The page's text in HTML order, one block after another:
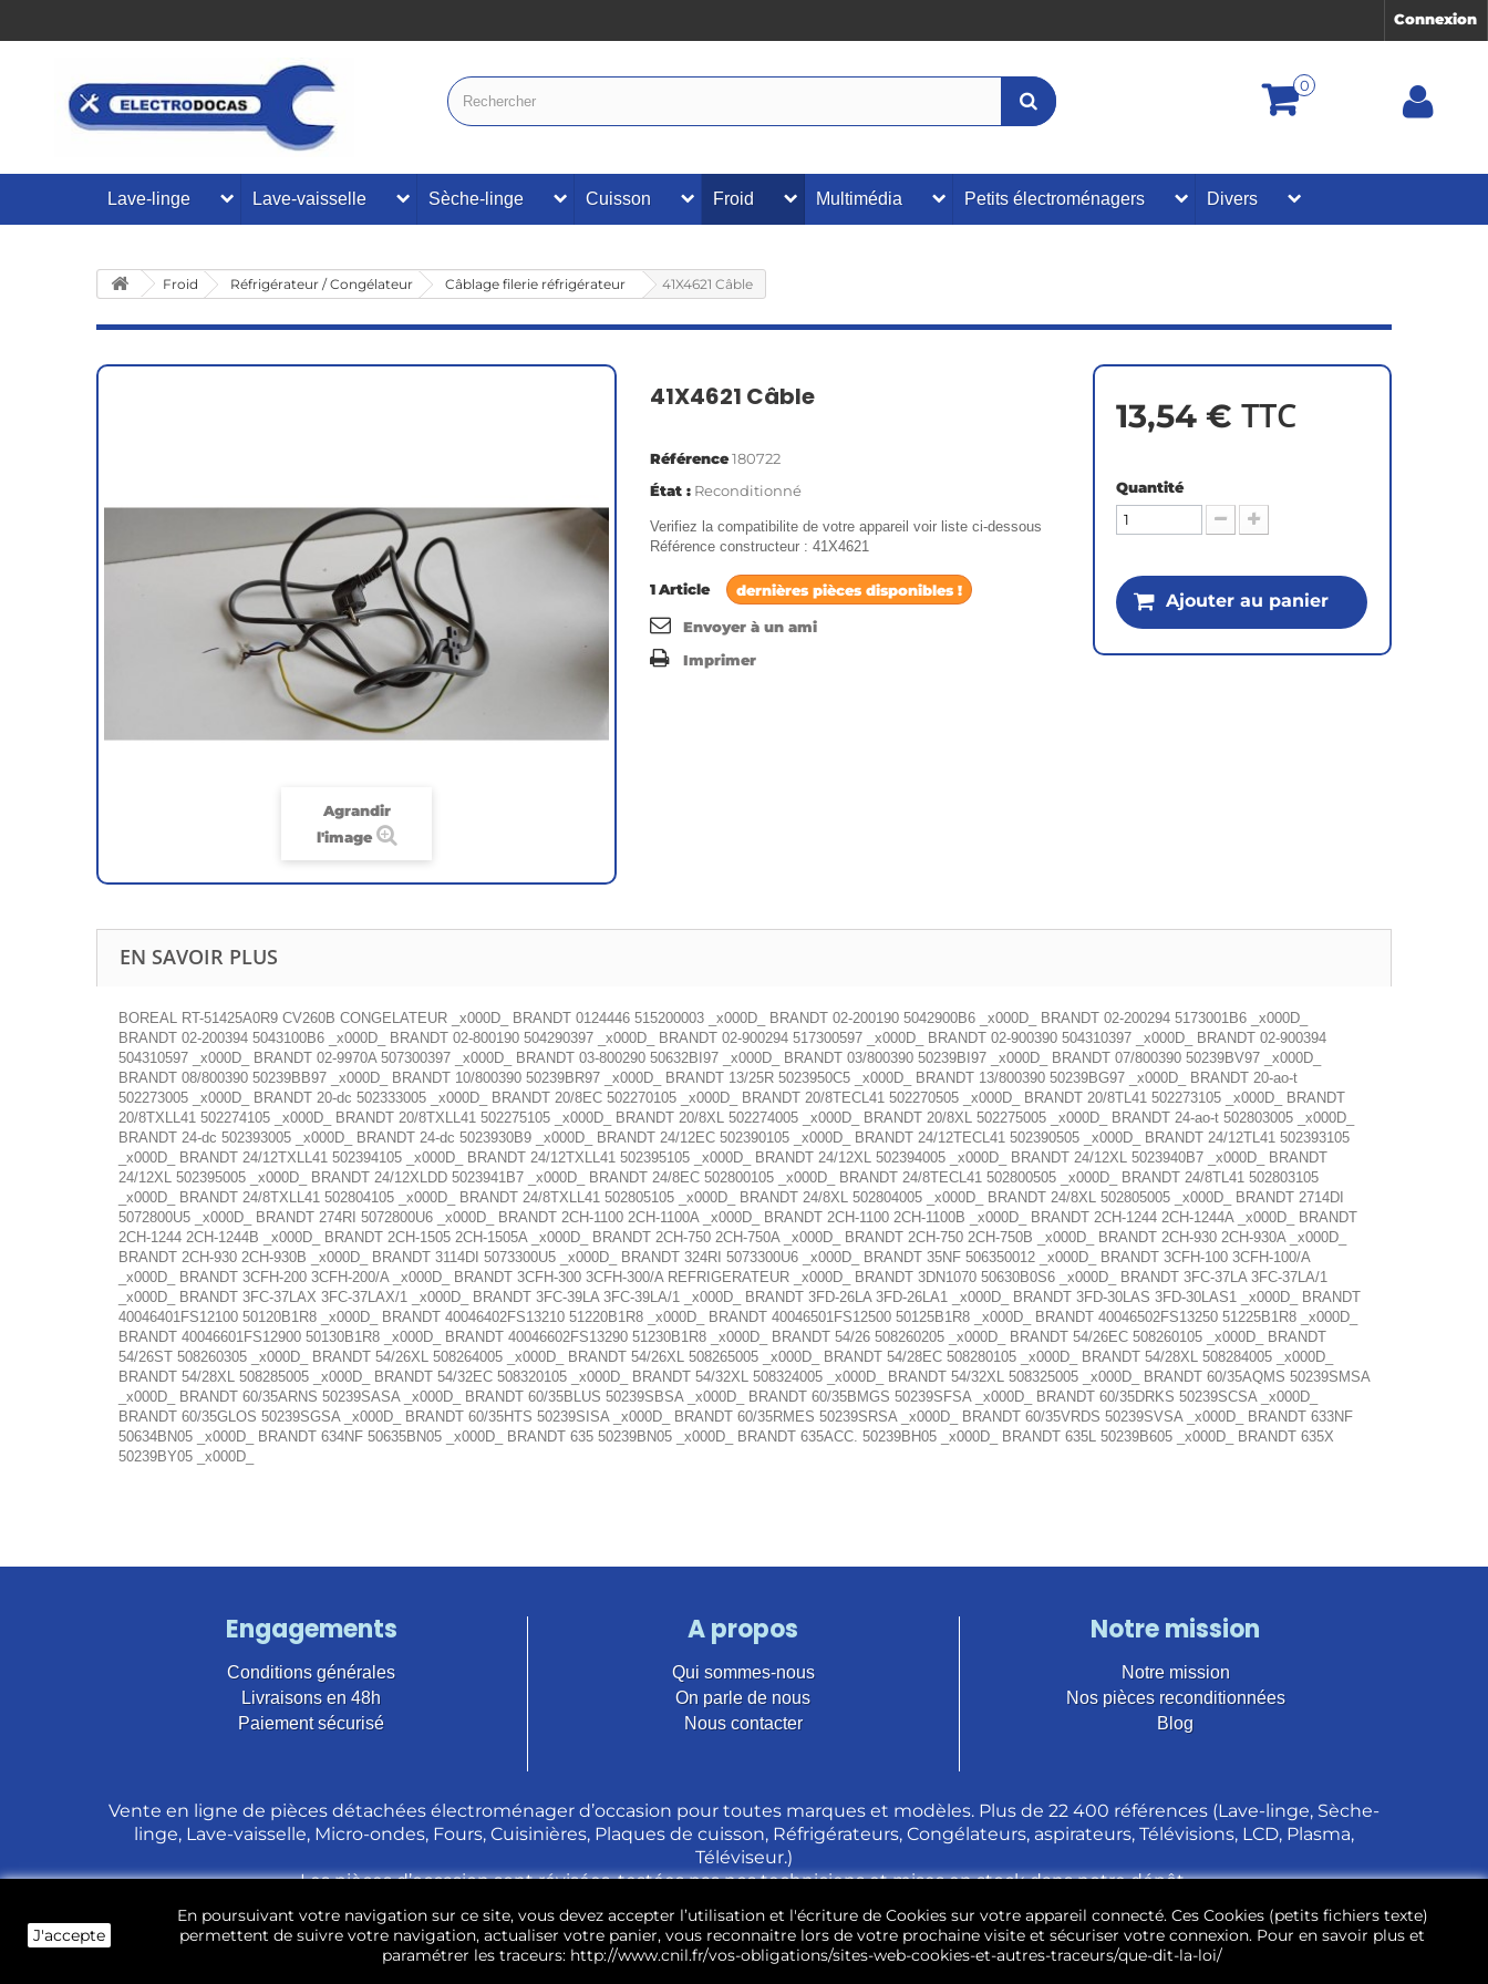
Connexion
0
Lave-linge Lave-vaisselle Sèche-linge Cuisson Froid Multimédia Petits électroménagers Divers
Froid Réfrigérateur / Congélateur Câblage filerie réfrigérateur 41X4621 Câble
Agrandir
l'image
41X4621 Câble
Référence180722
État : Reconditionné
Verifiez la compatibilite de votre appareil voir liste ci-dessous
Référence constructeur : 41X4621
1Article dernières pièces disponibles !
Envoyer à un ami
Imprimer
13,54 € TTC
Quantité
Ajouter au panier
EN SAVOIR PLUS
BOREAL RT-51425A0R9 CV260B CONGELATEUR _x000D_ BRANDT 0124446 515200003 _x000D_ BRANDT 02-200190 5042900B6 _x000D_ BRANDT 02-200294 5173001B6 _x000D_
BRANDT 02-200394 5043100B6 _x000D_ BRANDT 02-800190 504290397 _x000D_ BRANDT 02-900294 517300597 _x000D_ BRANDT 02-900390 504310397 _x000D_ BRANDT 02-900394
504310597 _x000D_ BRANDT 02-9970A 507300397 _x000D_ BRANDT 03-800290 50632BI97 _x000D_ BRANDT 03/800390 50239BI97 _x000D_ BRANDT 07/800390 50239BV97 _x000D_
BRANDT 08/800390 50239BB97 _x000D_ BRANDT 10/800390 50239BR97 _x000D_ BRANDT 13/25R 5023950C5 _x000D_ BRANDT 13/800390 50239BG97 _x000D_ BRANDT 20-ao-t
502273005 _x000D_ BRANDT 20-dc 502333005 _x000D_ BRANDT 20/8EC 502270105 _x000D_ BRANDT 20/8TECL41 502270505 _x000D_ BRANDT 20/8TL41 502273105 _x000D_ BRANDT
20/8TXLL41 502274105 _x000D_ BRANDT 20/8TXLL41 502275105 _x000D_ BRANDT 20/8XL 502274005 _x000D_ BRANDT 20/8XL 502275005 _x000D_ BRANDT 24-ao-t 502803005 _x000D_
BRANDT 24-dc 502393005 _x000D_ BRANDT 24-dc 5023930B9 _x000D_ BRANDT 24/12EC 502390105 _x000D_ BRANDT 24/12TECL41 502390505 _x000D_ BRANDT 24/12TL41 502393105
_x000D_ BRANDT 24/12TXLL41 502394105 _x000D_ BRANDT 24/12TXLL41 502395105 _x000D_ BRANDT 24/12XL 502394005 _x000D_ BRANDT 24/12XL 5023940B7 _x000D_ BRANDT
24/12XL 502395005 _x000D_ BRANDT 24/12XLDD 5023941B7 _x000D_ BRANDT 24/8EC 502800105 _x000D_ BRANDT 24/8TECL41 502800505 _x000D_ BRANDT 24/8TL41 502803105
_x000D_ BRANDT 24/8TXLL41 502804105 _x000D_ BRANDT 24/8TXLL41 502805105 _x000D_ BRANDT 24/8XL 502804005 _x000D_ BRANDT 24/8XL 502805005 _x000D_ BRANDT 2714DI
5072800U5 _x000D_ BRANDT 274RI 5072800U6 _x000D_ BRANDT 2CH-1100 2CH-1100A _x000D_ BRANDT 2CH-1100 2CH-1100B _x000D_ BRANDT 2CH-1244 2CH-1244A _x000D_ BRANDT
2CH-1244 2CH-1244B _x000D_ BRANDT 2CH-1505 2CH-1505A _x000D_ BRANDT 2CH-750 2CH-750A _x000D_ BRANDT 2CH-750 2CH-750B _x000D_ BRANDT 2CH-930 2CH-930A _x000D_
BRANDT 2CH-930 2CH-930B _x000D_ BRANDT 3114DI 5073300U5 _x000D_ BRANDT 324RI 5073300U6 _x000D_ BRANDT 35NF 506350012 _x000D_ BRANDT 3CFH-100 3CFH-100/A
_x000D_ BRANDT 3CFH-200 3CFH-200/A _x000D_ BRANDT 3CFH-300 3CFH-300/A REFRIGERATEUR _x000D_ BRANDT 3DN1070 50630B0S6 _x000D_ BRANDT 3FC-37LA 3FC-37LA/1
_x000D_ BRANDT 3FC-37LAX 3FC-37LAX/1 _x000D_ BRANDT 3FC-39LA 3FC-39LA/1 _x000D_ BRANDT 3FD-26LA 3FD-26LA1 _x000D_ BRANDT 3FD-30LAS 3FD-30LAS1 _x000D_ BRANDT
40046401FS12100 50120B1R8 _x000D_ BRANDT 40046402FS13210 51220B1R8 _x000D_ BRANDT 40046501FS12500 50125B1R8 _x000D_ BRANDT 40046502FS13250 51225B1R8 _x000D_
BRANDT 40046601FS12900 50130B1R8 _x000D_ BRANDT 40046602FS13290 51230B1R8 _x000D_ BRANDT 54/26 508260205 _x000D_ BRANDT 54/26EC 508260105 _x000D_ BRANDT
54/26ST 508260305 _x000D_ BRANDT 54/26XL 508264005 _x000D_ BRANDT 54/26XL 508265005 _x000D_ BRANDT 54/28EC 508280105 _x000D_ BRANDT 54/28XL 508284005 _x000D_
BRANDT 54/28XL 508285005 _x000D_ BRANDT 54/32EC 508320105 _x000D_ BRANDT 54/32XL 508324005 _x000D_ BRANDT 54/32XL 508325005 _x000D_ BRANDT 60/35AQMS 50239SMSA
_x000D_ BRANDT 60/35ARNS 50239SASA _x000D_ BRANDT 60/35BLUS 50239SBSA _x000D_ BRANDT 60/35BMGS 50239SFSA _x000D_ BRANDT 60/35DRKS 50239SCSA _x000D_
BRANDT 60/35GLOS 50239SGSA _x000D_ BRANDT 60/35HTS 50239SISA _x000D_ BRANDT 60/35RMES 50239SRSA _x000D_ BRANDT 60/35VRDS 50239SVSA _x000D_ BRANDT 633NF
50634BN05 _x000D_ BRANDT 634NF 50635BN05 _x000D_ BRANDT 635 50239BN05 _x000D_ BRANDT 635ACC. 50239BH05 _x000D_ BRANDT 635L 50239B605 _x000D_ BRANDT 635X
50239BY05 _x000D_
Engagements
Conditions générales
Livraisons en 48h
Paiement sécurisé
A propos
Qui sommes-nous
On parle de nous
Nous contacter
Notre mission
Notre mission
Nos pièces reconditionnées
Blog
Vente en ligne de pièces détachées électroménager d’occasion pour toutes marques et modèles. Plus de 22 400 références (Lave-linge, Sèche-
linge, Lave-vaisselle, Micro-ondes, Fours, Cuisinières, Plaques de cuisson, Réfrigérateurs, Congélateurs, aspirateurs, Télévisions, LCD, Plasma,
Téléviseur.)
Les pièces d’occasion sont révisées, testées pas nos techniciens et mises en stock dans notre dépôt.
J'accepte
En poursuivant votre navigation sur ce site, vous devez accepter l’utilisation et l'écriture de Cookies sur votre appareil connecté. Ces Cookies (petits fichiers texte)
permettent de suivre votre navigation, actualiser votre panier, vous reconnaitre lors de votre prochaine visite et sécuriser votre connexion. Pour en savoir plus et
paramétrer les traceurs: http://www.cnil.fr/vos-obligations/sites-web-cookies-et-autres-traceurs/que-dit-la-loi/